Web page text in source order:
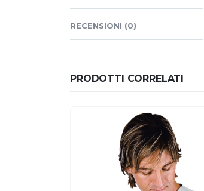
RECENSIONI (0)
PRODOTTI CORRELATI